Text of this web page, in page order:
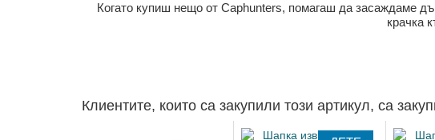
Когато купиш нещо от Caphunters, помагаш да засаждаме
крачка
Клиентите, които са закупили този артикул, са